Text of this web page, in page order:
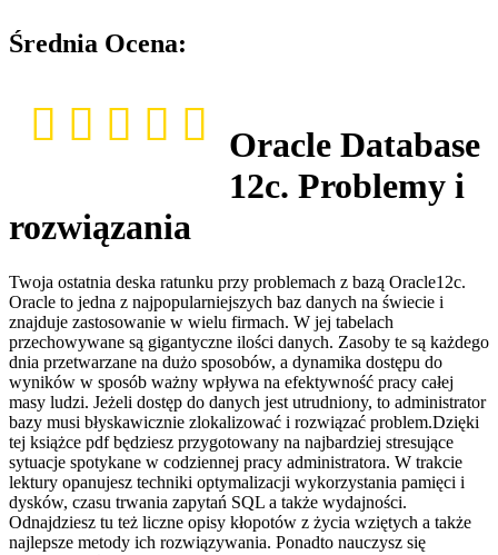
Średnia Ocena:
Oracle Database
12c. Problemy i
rozwiązania
Twoja ostatnia deska ratunku przy problemach z bazą Oracle12c.
Oracle to jedna z najpopularniejszych baz danych na świecie i
znajduje zastosowanie w wielu firmach. W jej tabelach
przechowywane są gigantyczne ilości danych. Zasoby te są każdego
dnia przetwarzane na dużo sposobów, a dynamika dostępu do
wyników w sposób ważny wpływa na efektywność pracy całej
masy ludzi. Jeżeli dostęp do danych jest utrudniony, to administrator
bazy musi błyskawicznie zlokalizować i rozwiązać problem.Dzięki
tej książce pdf będziesz przygotowany na najbardziej stresujące
sytuacje spotykane w codziennej pracy administratora. W trakcie
lektury opanujesz techniki optymalizacji wykorzystania pamięci i
dysków, czasu trwania zapytań SQL a także wydajności.
Odnajdziesz tu też liczne opisy kłopotów z życia wziętych a także
najlepsze metody ich rozwiązywania. Ponadto nauczysz się